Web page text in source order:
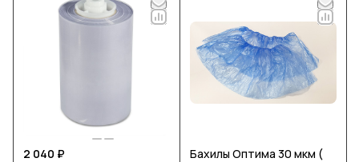
2 040 ₽
Бахилы Оптима 30 мкм (